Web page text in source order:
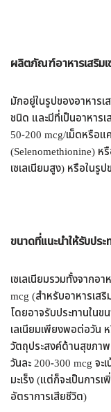
ผลิตภัณฑ์อาหารเสริมเ
มักอยู่ในรูปของอาหาร
ชนิด และมีที่เป็นอาหาร
50-200 mcg/เม็ดหรือแ
(Selenomethionine) ห
เซเลเนียมสูง) หรือในรู
ขนาดที่แนะนำให้รับประ
เซเลเนียมรวมทั้งจากอ
mcg (สำหรับอาหารเส
โดยอาจรับประทานในข
เลเนียมเพียงพอต่อวัน
วัตถุประสงค์ด้านสุขภาพ
วันละ 200-300 mcg จ
มะเร็ง (แต่ก็จะเป็นการ
อัตราการเสียชีวิต)